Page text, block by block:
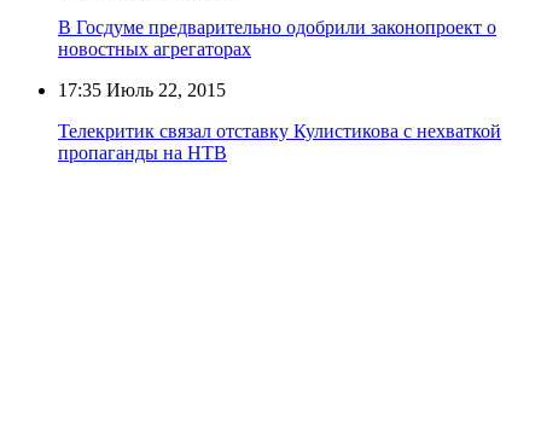
В Госдуме предварительно одобрили законопроект о
новостных агрегаторах
17:35 Июль 22, 2015
Телекритик связал отставку Кулистикова с нехваткой
пропаганды на НТВ